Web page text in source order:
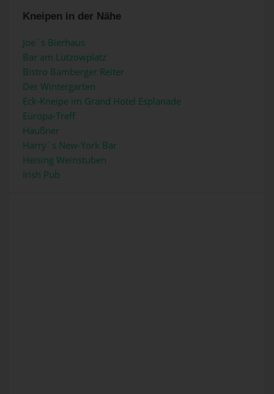
Kneipen in der Nähe
Joe´s Bierhaus
Bar am Lützowplatz
Bistro Bamberger Reiter
Der Wintergarten
Eck-Kneipe im Grand Hotel Esplanade
Europa-Treff
Haußner
Harry´s New-York Bar
Heising Weinstuben
Irish Pub